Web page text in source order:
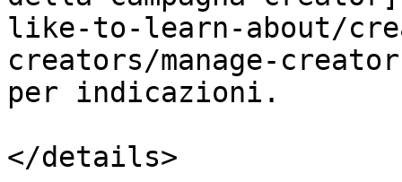
like-to-learn-about/
creators/manage-
per indicazioni.
</details>